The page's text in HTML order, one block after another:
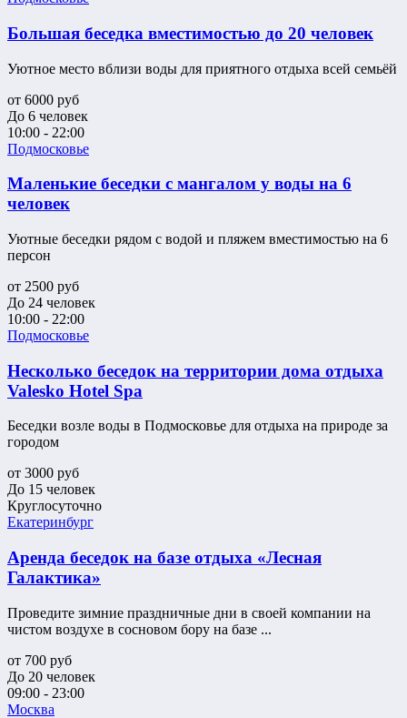
Большая беседка вместимостью до 20 человек
Уютное место вблизи воды для приятного отдыха всей семьёй
от 6000 руб
До 6 человек
10:00 - 22:00
Подмосковье
Маленькие беседки с мангалом у воды на 6
человек
Уютные беседки рядом с водой и пляжем вместимостью на 6
персон
от 2500 руб
До 24 человек
10:00 - 22:00
Подмосковье
Несколько беседок на территории дома отдыха
Valesko Hotel Spa
Беседки возле воды в Подмосковье для отдыха на природе за
городом
от 3000 руб
До 15 человек
Круглосуточно
Екатеринбург
Аренда беседок на базе отдыха «Лесная
Галактика»
Проведите зимние праздничные дни в своей компании на
чистом воздухе в сосновом бору на базе ...
от 700 руб
До 20 человек
09:00 - 23:00
Москва